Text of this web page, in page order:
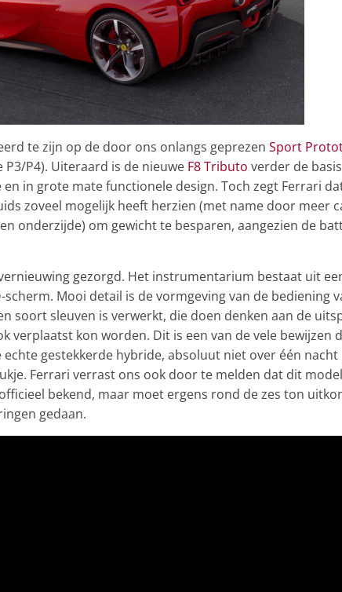
te zijn op de door ons onlangs geprezen Sport
P3/P4). Uiteraard is de nieuwe F8 Tributo verder de basis
in grote mate functionele design. Toch zegt Ferrari
zoveel mogelijk heeft herzien (met name door meer
onderzijde) om gewicht te besparen, aangezien de
gezorgd. Het instrumentarium bestaat uit
scherm. Mooi detail is de vormgeving van de bediening
soort sleuven is verwerkt, die doen denken aan de
verplaatst kon worden. Dit is een van de vele bewijzen
gestekkerde hybride, absoluut niet over één nacht
Ferrari verrast ons ook door te melden dat dit
bekend, maar moet ergens rond de zes ton
gedaan.